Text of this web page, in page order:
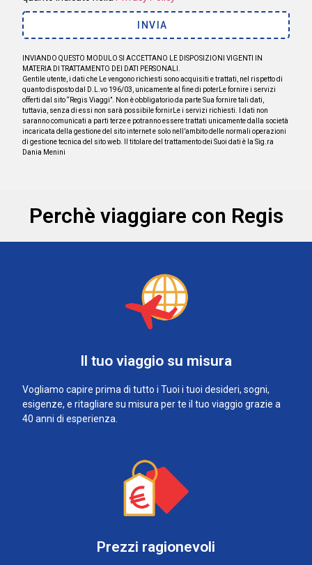
INVIA
INVIANDO QUESTO MODULO SI ACCETTANO LE DISPOSIZIONI VIGENTI IN
MATERIA DI TRATTAMENTO DEI DATI PERSONALI.
Gentile utente, i dati che Le vengono richiesti sono acquisiti e trattati, nel rispetto di
quanto disposto dal D.L.vo 196/03, unicamente al fine di poterLe fornire i servizi
offerti dal sito “Regis Viaggi”. Non è obbligatorio da parte Sua fornire tali dati,
tuttavia, senza di essi non sarà possibile fornirLe i servizi richiesti. I dati non
saranno comunicati a parti terze e potranno essere trattati unicamente dalla società
incaricata della gestione del sito internet e solo nell’ambito delle normali operazioni
di gestione tecnica del sito web. Il titolare del trattamento dei Suoi dati è la Sig.ra
Dania Menini
Perchè viaggiare con Regis
Il tuo viaggio su misura
Vogliamo capire prima di tutto i Tuoi i tuoi desideri, sogni,
esigenze, e ritagliare su misura per te il tuo viaggio grazie a
40 anni di esperienza.
Prezzi ragionevoli